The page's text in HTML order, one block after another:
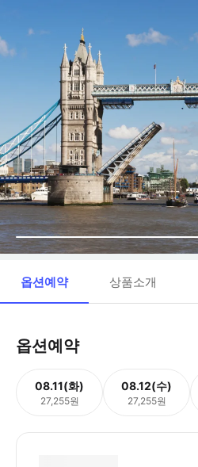
옵션예약 상품소개
옵션예약
08.11(화)
27,255원
08.12(수)
27,255원